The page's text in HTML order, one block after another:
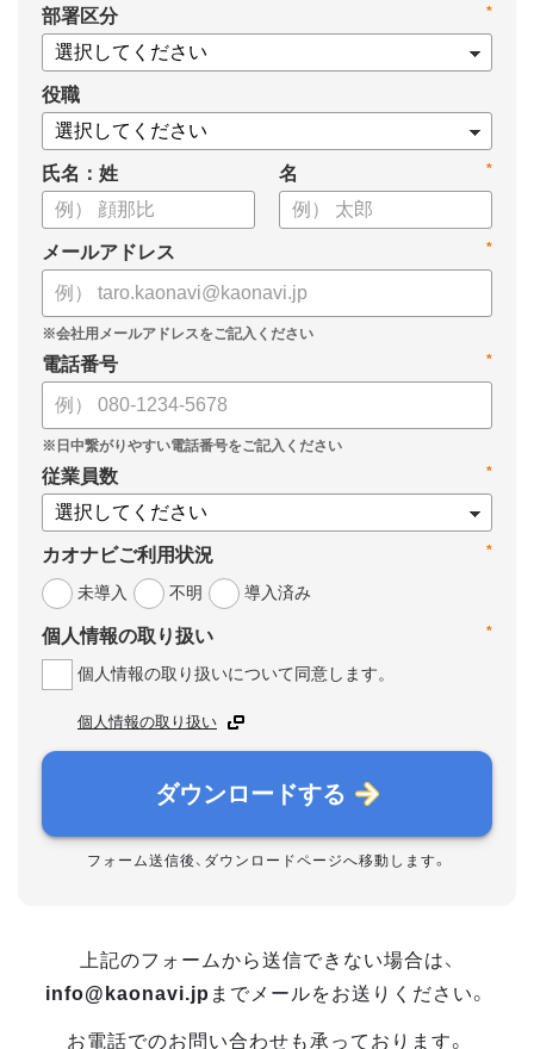
*
部署区分
役職
氏名：姓 *
名
*
メールアドレス
*
電話番号
*
従業員数
*
カオナビご利用状況
未導入
不明 導入済み
*
個人情報の取り扱い
個人情報の取り扱いについて同意します。
個人情報の取り扱い
ダウンロードする
フォーム送信後、ダウンロードページへ移動します。
上記のフォームから送信できない場合は、
info@kaonavi.jp までメールをお送りください。
お電話でのお問い合わせも承っております。